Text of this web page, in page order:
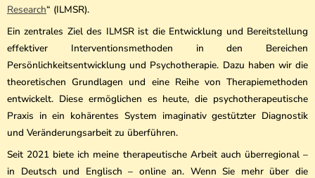
Research“ (ILMSR).
Ein zentrales Ziel des ILMSR ist die Entwicklung und Bereitstellung
effektiver Interventionsmethoden in den Bereichen
Persönlichkeitsentwicklung und Psychotherapie. Dazu haben wir die
theoretischen Grundlagen und eine Reihe von Therapiemethoden
entwickelt. Diese ermöglichen es heute, die psychotherapeutische
Praxis in ein kohärentes System imaginativ gestützter Diagnostik
und Veränderungsarbeit zu überführen.
Seit 2021 biete ich meine therapeutische Arbeit auch überregional –
in Deutsch und Englisch – online an. Wenn Sie mehr über die